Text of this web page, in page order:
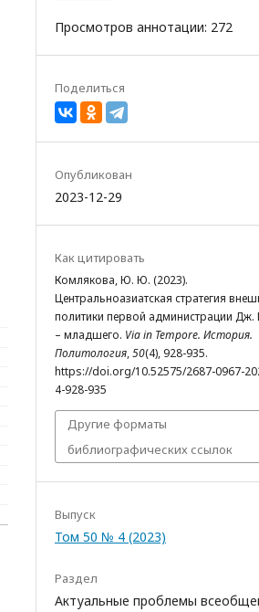
Просмотров аннотации: 272
Поделиться
Опубликован
2023-12-29
Как цитировать
Комлякова, Ю. Ю. (2023).
Центральноазиатская стратегия
политики первой администрации
– младшего. Via in Tempore. История.
Политология,50(4), 928-935.
https://doi.org/10.52575/2687-0967-
4-928-935
Другие форматы
библиографических ссылок
Выпуск
Том 50 № 4 (2023)
Раздел
Актуальные проблемы